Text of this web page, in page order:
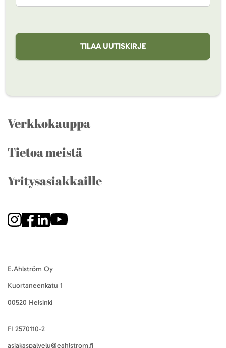
TILAA UUTISKIRJE
Verkkokauppa
Tietoa meistä
Yritysasiakkaille
E.Ahlström Oy
Kuortaneenkatu 1
00520 Helsinki
FI 2570110-2
asiakaspalvelu@eahlstrom.fi